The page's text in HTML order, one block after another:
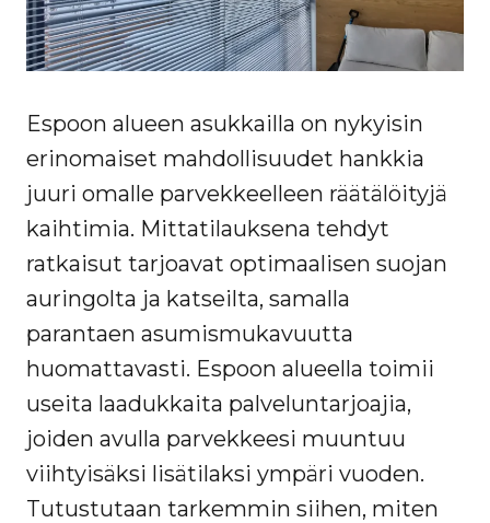
Espoon alueen asukkailla on nykyisin
erinomaiset mahdollisuudet hankkia
juuri omalle parvekkeelleen räätälöityjä
kaihtimia. Mittatilauksena tehdyt
ratkaisut tarjoavat optimaalisen suojan
auringolta ja katseilta, samalla
parantaen asumismukavuutta
huomattavasti. Espoon alueella toimii
useita laadukkaita palveluntarjoajia,
joiden avulla parvekkeesi muuntuu
viihtyisäksi lisätilaksi ympäri vuoden.
Tutustutaan tarkemmin siihen, miten